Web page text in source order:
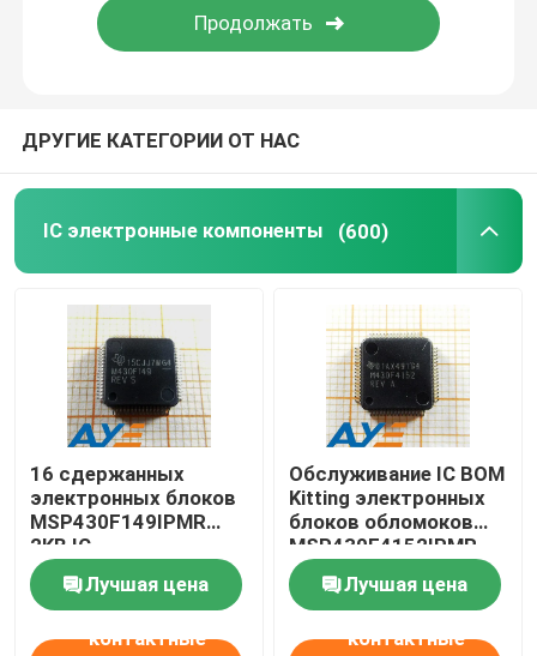
транзистор двухполярного соединения
ДРУГИЕ КАТЕГОРИИ ОТ НАС
IC электронные компоненты (600)
16 сдержанных
электронных блоков
MSP430F149IPMR
2KB IC
микроконтроллера
Лучшая цена
контактные
Обслуживание IC BOM
Kitting электронных
блоков обломоков
MSP430F4152IPMR
Лучшая цена
контактные